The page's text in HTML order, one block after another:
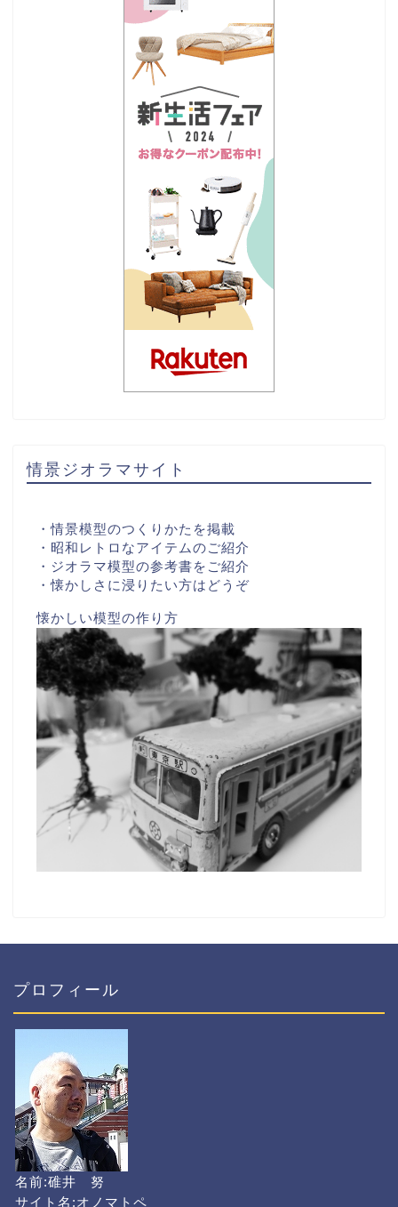
情景ジオラマサイト
・情景模型のつくりかたを掲載
・昭和レトロなアイテムのご紹介
・ジオラマ模型の参考書をご紹介
・懐かしさに浸りたい方はどうぞ
懐かしい模型の作り方
プロフィール
名前:碓井 努
サイト名:オノマトペ